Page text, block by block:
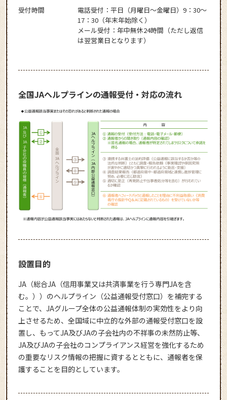
受付時間
電話受付：平日（月曜日～金曜日）9：30～
17：30（年末年始除く）
メール受付：年中無休24時間（ただし返信
は翌営業日となります）
全国JAヘルプラインの通報受付・対応の流れ
設置目的
JA（総合JA（信用事業又は共済事業を行う専門JAを含
む。））のヘルプライン（公益通報受付窓口）を補完する
ことで、JAグループ全体の公益通報体制の実効性をより向
上させるため、全国域に中立的な外部の通報受付窓口を設
置し、もってJA及びJAの子会社内の不祥事の未然防止等、
JA及びJAの子会社のコンプライアンス経営を強化するため
の重要なリスク情報の把握に資するとともに、通報者を保
護することを目的としています。